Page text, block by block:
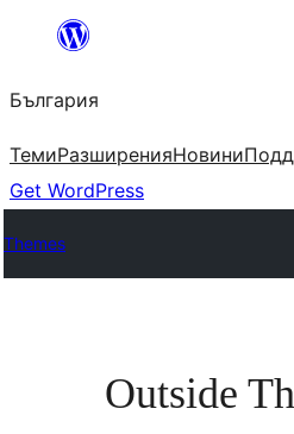
България
ТемиРазширенияНовини
Get WordPress
Themes
Outside